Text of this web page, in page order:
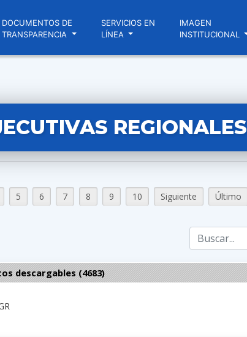
DOCUMENTOS DE
TRANSPARENCIA
SERVICIOS EN
LÍNEA
IMAGEN
INSTITUCIONAL
REGIONALES
5 6 7 8 9 10 Siguiente Último
descargables (4683)